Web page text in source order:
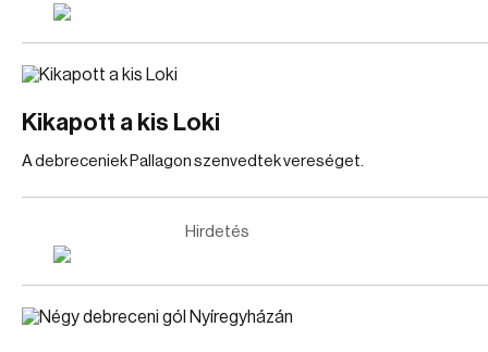
Kikapott a kis Loki
A debreceniek Pallagon szenvedtek vereséget.
Hirdetés